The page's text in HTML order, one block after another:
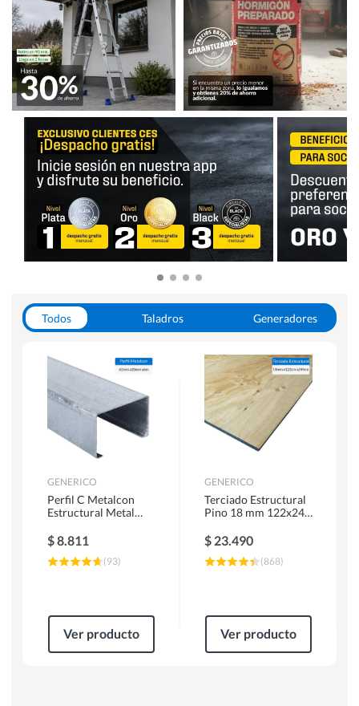
Todos Taladros
Generadores
Herramientas Manuales
Sierras Circulares
GENERICO
Perfil C Metalcon
Estructural Metal
$8.811
(93)
Ver producto
GENERICO
Terciado Estructural
Pino 18 mm 122x244
$ 23.490
(868)
Ver producto